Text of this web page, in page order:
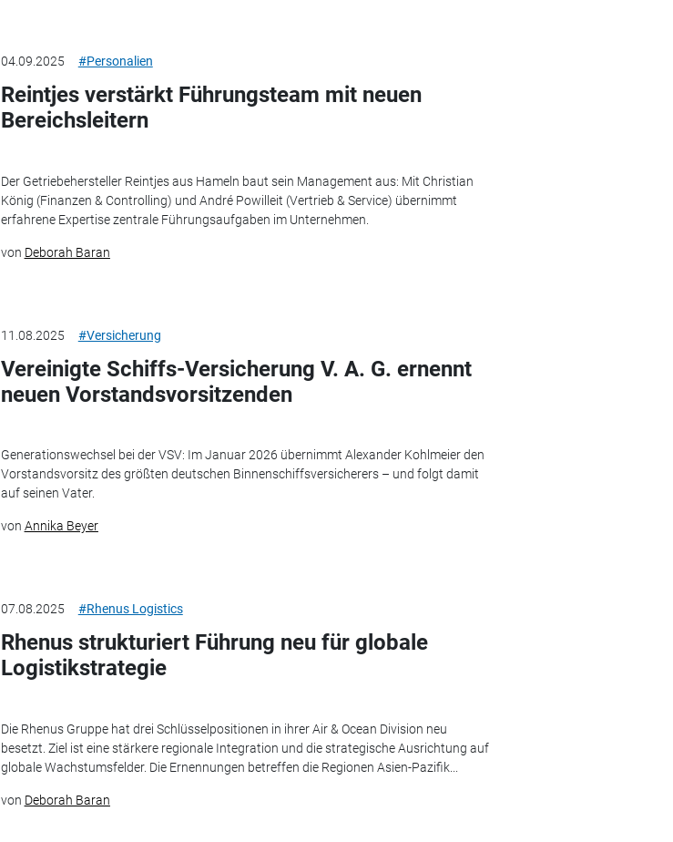
04.09.2025 #Personalien
Reintjes verstärkt Führungsteam mit neuen
Bereichsleitern
Der Getriebehersteller Reintjes aus Hameln baut sein Management aus: Mit Christian
König (Finanzen & Controlling) und André Powilleit (Vertrieb & Service) übernimmt
erfahrene Expertise zentrale Führungsaufgaben im Unternehmen.
von Deborah Baran
11.08.2025 #Versicherung
Vereinigte Schiffs-Versicherung V. A. G. ernennt
neuen Vorstandsvorsitzenden
Generationswechsel bei der VSV: Im Januar 2026 übernimmt Alexander Kohlmeier den
Vorstandsvorsitz des größten deutschen Binnenschiffsversicherers – und folgt damit
auf seinen Vater.
von Annika Beyer
07.08.2025 #Rhenus Logistics
Rhenus strukturiert Führung neu für globale
Logistikstrategie
Die Rhenus Gruppe hat drei Schlüsselpositionen in ihrer Air & Ocean Division neu
besetzt. Ziel ist eine stärkere regionale Integration und die strategische Ausrichtung auf
globale Wachstumsfelder. Die Ernennungen betreffen die Regionen Asien-Pazifik...
von Deborah Baran